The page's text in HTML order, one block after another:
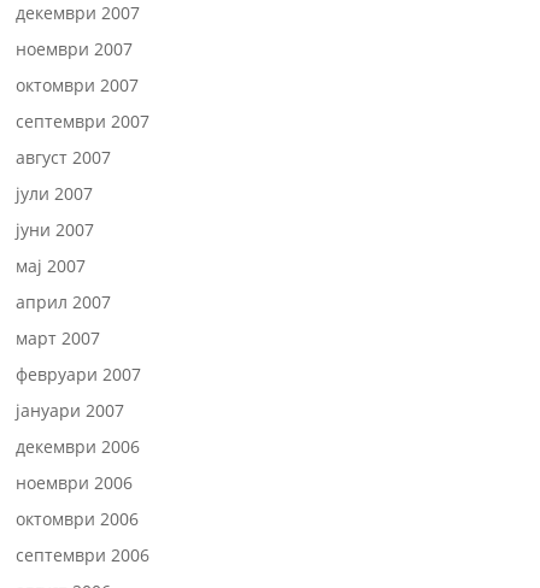
декември 2007
ноември 2007
октомври 2007
септември 2007
август 2007
јули 2007
јуни 2007
мај 2007
април 2007
март 2007
февруари 2007
јануари 2007
декември 2006
ноември 2006
октомври 2006
септември 2006